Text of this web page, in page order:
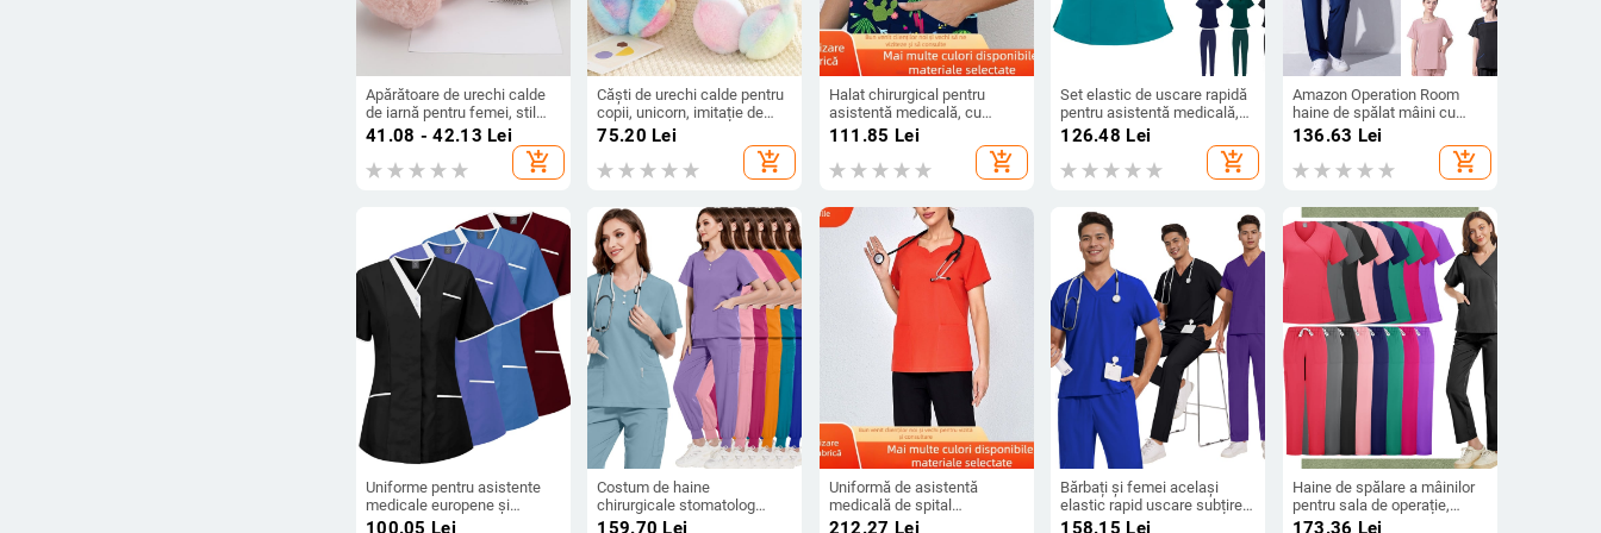
Apărătoare de urechi calde
de iarnă pentru femei, stil
coreean, drăguț, pentru
studenți, protecție pentru
urechi de iarnă, căști de
pluș, anti-îngheț, nepliabile
41.08 - 42.13 Lei
add_shopping_cart
Căști de urechi calde pentru
copii, unicorn, imitație de
iepure, iarnă rece, căști de
urechi retractabile, en-gros
75.20 Lei
add_shopping_cart
Halat chirurgical pentru
asistentă medicală, cu
mânecă scurtă, elastic, cu
spălarea manuală a hainelor,
stil imprimat, cu mânecă
femei
111.85 Lei
add_shopping_cart
Set elastic de uscare rapidă
pentru asistentă medicală,
dentist oral, spital de
animale de companie, salon
de înfrumusețare, vară,
subțire, spălat manual, haine
126.48 Lei
add_shopping_cart
Amazon Operation Room
haine de spălat mâini cu
mânecă scurtă femeii haine
de lucru pentru gestionarea
pielii haine de asistentă
medicală cosmeticiană
136.63 Lei
add_shopping_cart
Uniforme pentru asistente
medicale europene și
americane, Uniforme pentru
100.05 Lei
Costum de haine
chirurgicale stomatolog
surogat transfrontalier, haine
159.70 Lei
Uniformă de asistentă
medicală de spital
stomatologică, pantaloni cu
212.27 Lei
Bărbați și femei același
elastic rapid uscare subțire
Basic drept pantaloni Salon
158.15 Lei
Haine de spălare a mâinilor
pentru sala de operație,
haine de lucru subțiri pentru
173.36 Lei